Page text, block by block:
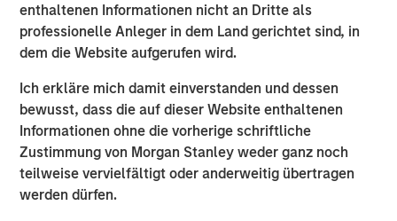
enthaltenen Informationen nicht an Dritte als
professionelle Anleger in dem Land gerichtet sind, in
dem die Website aufgerufen wird.
Ich erkläre mich damit einverstanden und dessen
bewusst, dass die auf dieser Website enthaltenen
Informationen ohne die vorherige schriftliche
Zustimmung von Morgan Stanley weder ganz noch
teilweise vervielfältigt oder anderweitig übertragen
werden dürfen.
Officer of Presidio Petroleum, said, “We are enthusiastic
to be partnering with Morgan Stanley Energy Partners in
support of our vision of building an industry-leading
believe our relationship with MSEP will accelerate the
growth of Presidio's asset base across multiple basins
where the Presidio management team has a long history
of efficient and responsible operations.”
Will Ulrich, Co-Founder and Co-Chief Executive Officer of